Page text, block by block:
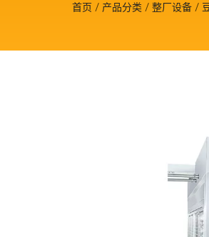
首页 / 产品分类 / 整厂设备 /